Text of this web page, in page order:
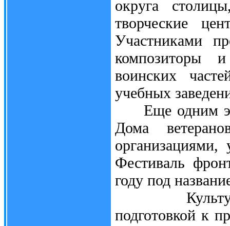
округа
творческие
Участниками
композиторы
воинских
учебных
Еще одним
Дома
организациями,
Фестиваль
году под
Культурно-
подготовкой к